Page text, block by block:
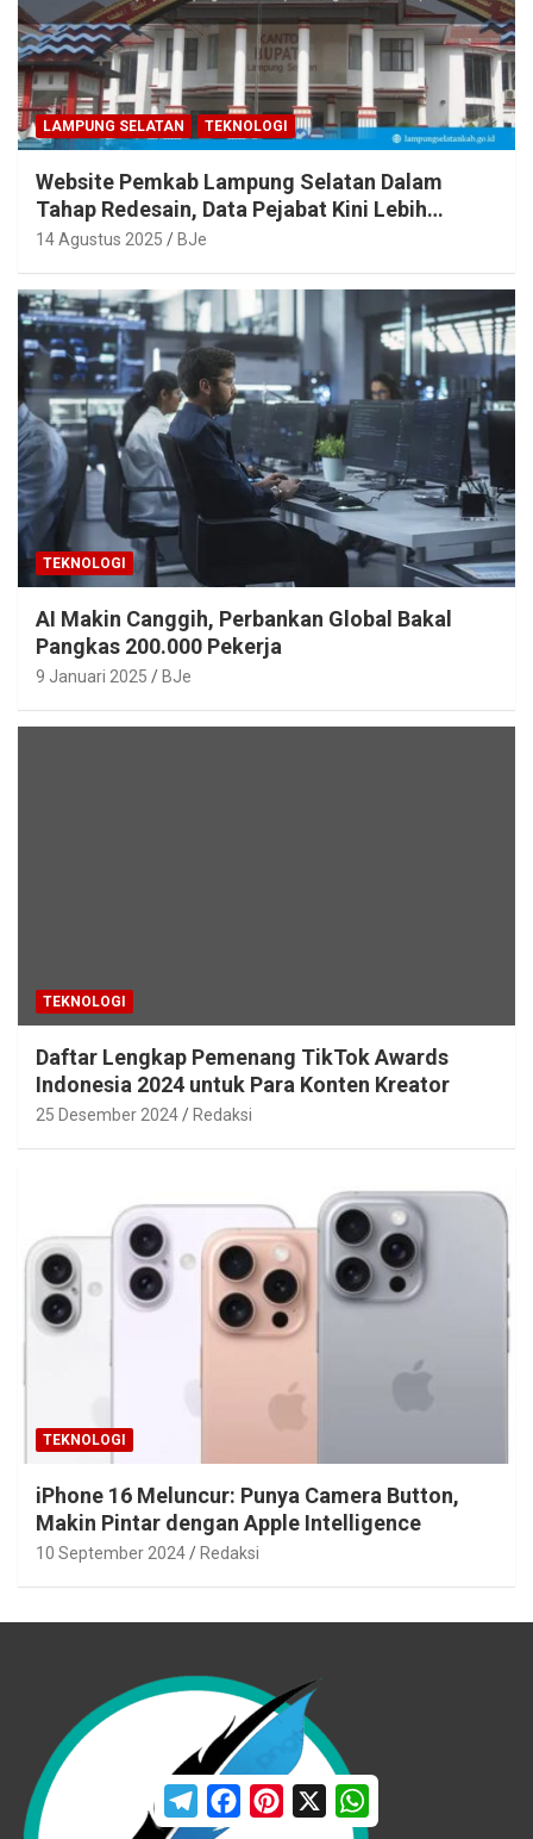
LAMPUNG SELATAN TEKNOLOGI
Website Pemkab Lampung Selatan Dalam
Tahap Redesain, Data Pejabat Kini Lebih
Mudah Diakses
14 Agustus 2025 BJe
TEKNOLOGI
AI Makin Canggih, Perbankan Global Bakal
Pangkas 200.000 Pekerja
9 Januari 2025 BJe
TEKNOLOGI
Daftar Lengkap Pemenang TikTok Awards
Indonesia 2024 untuk Para Konten Kreator
25 Desember 2024 Redaksi
TEKNOLOGI
iPhone 16 Meluncur: Punya Camera Button,
Makin Pintar dengan Apple Intelligence
10 September 2024 Redaksi
T
l
P
X
a